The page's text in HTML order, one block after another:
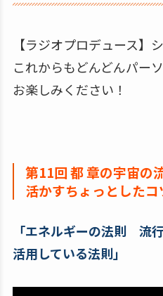
【ラジオプロデュース】
これからもどんどんパー
お楽しみください！
第11回 都 章の宇宙の
活かすちょっとしたコ
「エネルギーの法則 流
活用している法則」